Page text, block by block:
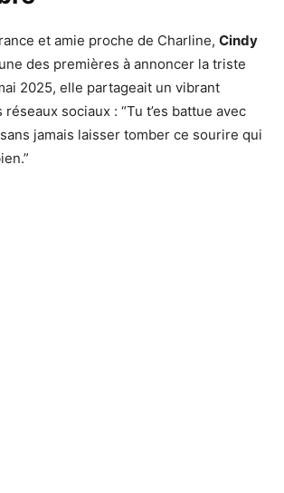
et amie proche de Charline, Cindy
des premières à annoncer la triste
2025, elle partageait un vibrant
sociaux : “Tu t’es battue avec
jamais laisser tomber ce sourire qui